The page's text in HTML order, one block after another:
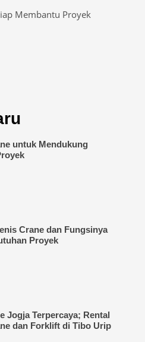
Membantu Proyek
untuk Mendukung
Crane dan Fungsinya
Proyek
Jogja Terpercaya; Rental
dan Forklift di Tibo Urip